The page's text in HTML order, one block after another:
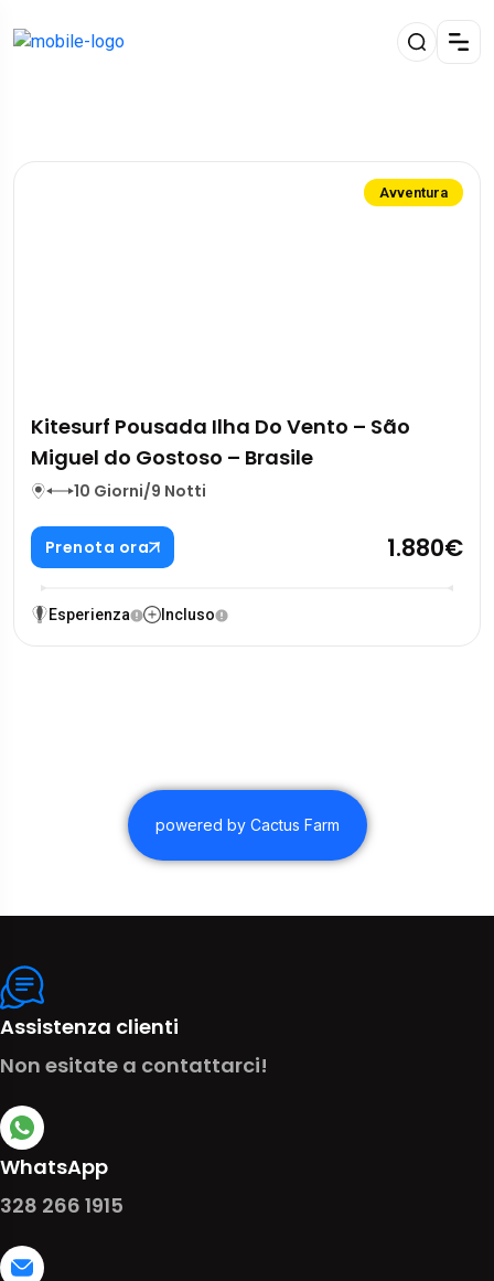
Avventura
Kitesurf Pousada Ilha Do Vento – São
Miguel do Gostoso – Brasile
10 Giorni/9 Notti
Prenota ora 1.880€
Esperienza Incluso
powered by Cactus Farm
Assistenza clienti
Non esitate a contattarci!
WhatsApp
328 266 1915